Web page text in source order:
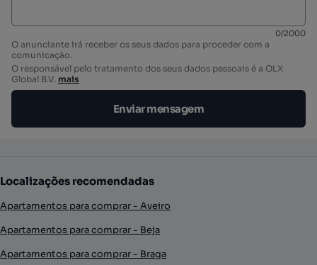
0/2000
O anunciante irá receber os seus dados para proceder com a
comunicação.
O responsável pelo tratamento dos seus dados pessoais é a OLX
Global B.V. mais
Enviar mensagem
Localizações recomendadas
Apartamentos para comprar - Aveiro
Apartamentos para comprar - Beja
Apartamentos para comprar - Braga